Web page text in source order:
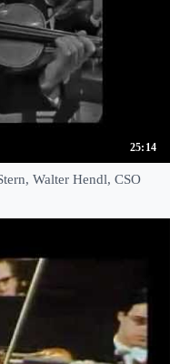
25:14
Walter Hendl, CSO